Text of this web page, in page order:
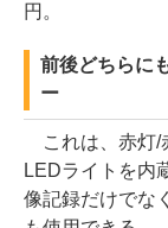
円。
前後どちらに
ー
これは、赤灯/
LEDライトを内
像記録だけでな